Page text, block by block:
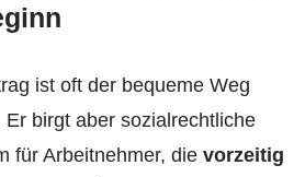
ist oft der bequeme Weg
birgt aber sozialrechtliche
für Arbeitnehmer, die vorzeitig